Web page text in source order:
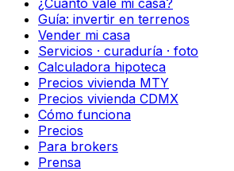
Guía: invertir en terrenos
Vender mi casa
Servicios · curaduría · foto
Calculadora hipoteca
Precios vivienda MTY
Precios vivienda CDMX
Cómo funciona
Precios
Para brokers
Prensa